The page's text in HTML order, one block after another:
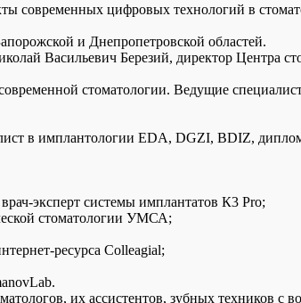
современных цифровых технологий в
и Днепропетровской областей.
Васильевич Березий, директор Центра
стоматологии. Ведущие
в имплантологии EDA, DGZI, BDIZ,
эксперт системы имплантатов К3 Pro;
стоматологии УМСА;
ресурса Colleagial;
их ассистентов, зубных техников с